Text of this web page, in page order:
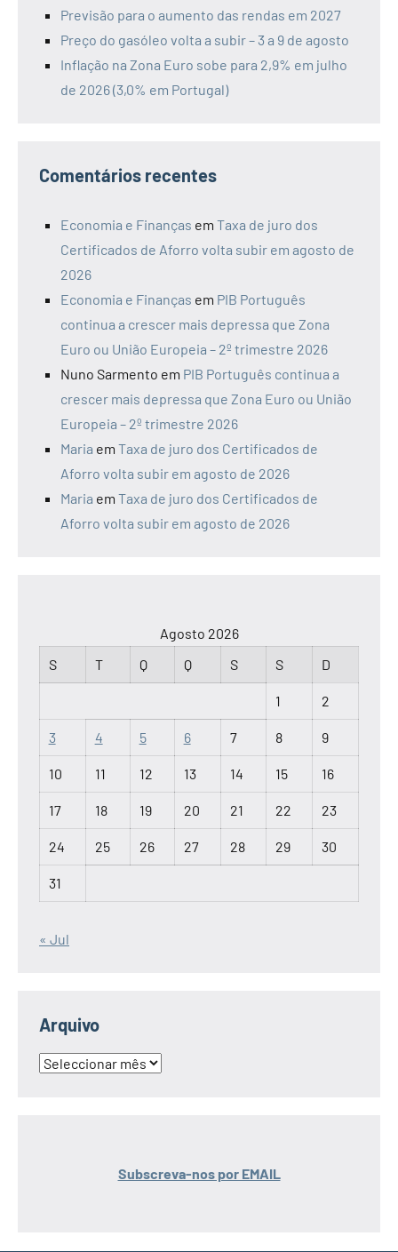
Previsão para o aumento das rendas em 2027
Preço do gasóleo volta a subir – 3 a 9 de agosto
Inflação na Zona Euro sobe para 2,9% em julho
de 2026 (3,0% em Portugal)
Comentários recentes
Economia e Finanças em Taxa de juro dos
Certificados de Aforro volta subir em agosto de
2026
Economia e Finanças em PIB Português
continua a crescer mais depressa que Zona
Euro ou União Europeia – 2º trimestre 2026
Nuno Sarmento em PIB Português continua a
crescer mais depressa que Zona Euro ou União
Europeia – 2º trimestre 2026
Maria em Taxa de juro dos Certificados de
Aforro volta subir em agosto de 2026
Maria em Taxa de juro dos Certificados de
Aforro volta subir em agosto de 2026
Agosto 2026
S
T Q Q S S D
1 2
3 4 5 6 7 8 9
10 11 12 13 14 15 16
17 18 19 20 21 22 23
24 25 26 27 28 29 30
31
« Jul
Arquivo
Arquivo
Subscreva-nos por EMAIL